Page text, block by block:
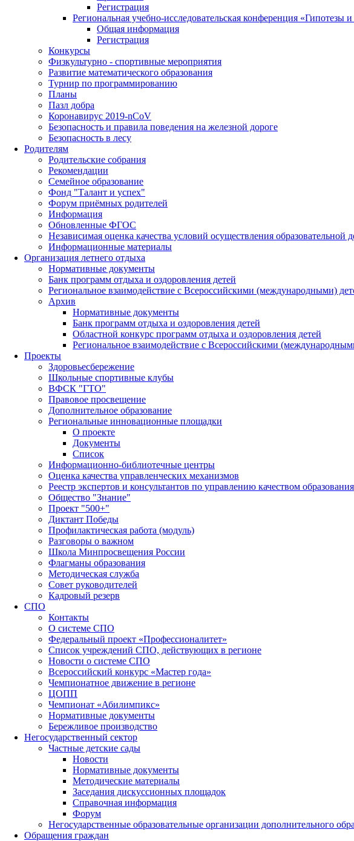
Регистрация
Региональная учебно-исследовательская конференция «Гипотезы
Общая информация
Регистрация
Конкурсы
Физкультурно - спортивные мероприятия
Развитие математического образования
Турнир по программированию
Планы
Пазл добра
Коронавирус 2019-nCoV
Безопасность и правила поведения на железной дороге
Безопасность в лесу
Родителям
Родительские собрания
Рекомендации
Семейное образование
Фонд "Талант и успех"
Форум приёмных родителей
Информация
Обновленные ФГОС
Независимая оценка качества условий осуществления образовательной
Информационные материалы
Организация летнего отдыха
Нормативные документы
Банк программ отдыха и оздоровления детей
Региональное взаимодействие с Всероссийскими (международными)
Архив
Нормативные документы
Банк программ отдыха и оздоровления детей
Областной конкурс программ отдыха и оздоровления детей
Региональное взаимодействие с Всероссийскими
Проекты
Здоровьесбережение
Школьные спортивные клубы
ВФСК "ГТО"
Правовое просвещение
Дополнительное образование
Региональные инновационные площадки
О проекте
Документы
Список
Информационно-библиотечные центры
Оценка качества управленческих механизмов
Реестр экспертов и консультантов по управлению качеством образования
Общество "Знание"
Проект "500+"
Диктант Победы
Профилактическая работа (модуль)
Разговоры о важном
Школа Минпросвещения России
Флагманы образования
Методическая служба
Совет руководителей
Кадровый резерв
СПО
Контакты
О системе СПО
Федеральный проект «Профессионалитет»
Список учреждений СПО, действующих в регионе
Новости о системе СПО
Всероссийский конкурс «Мастер года»
Чемпионатное движение в регионе
ЦОПП
Чемпионат «Абилимпикс»
Нормативные документы
Бережливое производство
Негосударственный сектор
Частные детские сады
Новости
Нормативные документы
Методические материалы
Заседания дискуссионных площадок
Справочная информация
Форум
Негосударственные образовательные организации дополнительного
Обращения граждан